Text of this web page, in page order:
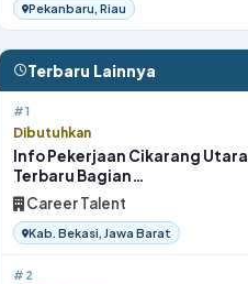
Pekanbaru, Riau
Terbaru Lainnya
#1
Dibutuhkan
Info Pekerjaan Cikarang Utara
Terbaru Bagian
OperatorProduksi 2026
Career Talent
Kab. Bekasi, Jawa Barat
#2